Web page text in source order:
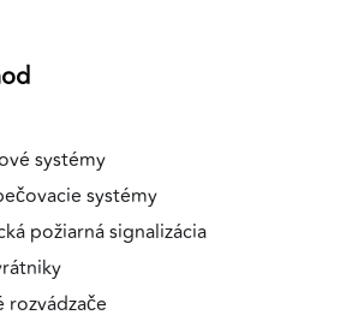
systémy
systémy
požiarná signalizácia
rozvádzače